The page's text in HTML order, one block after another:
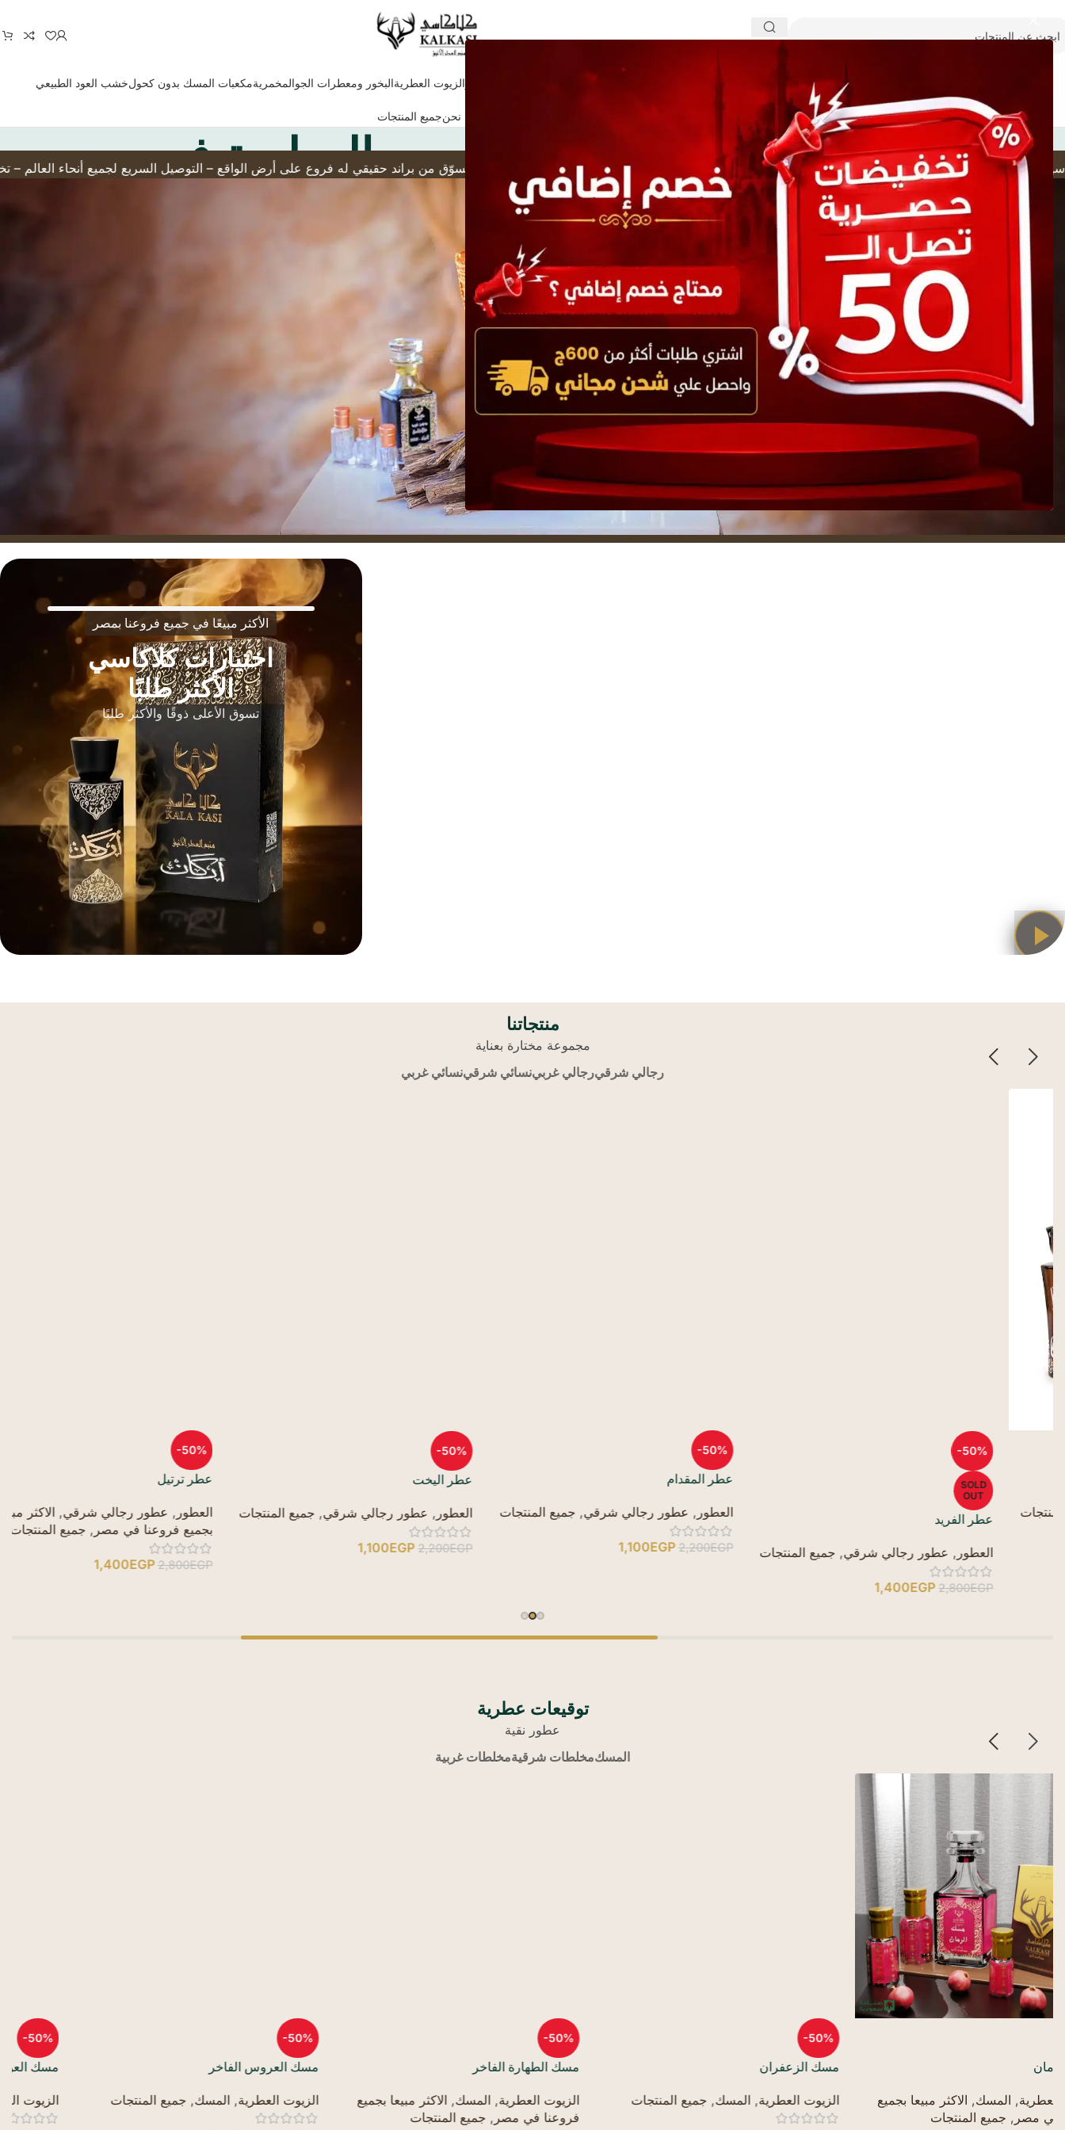
تعرف علي كلاكاسي بعروض استثنائية اراء وتجارب عملاء الفروع والطلب عبر المتجر الزيوت العطريةالبخور ومعطرات الجوالمخمريةمكعبات المسك بدون كحولخشب العود الطبيعي
من نحنجميع المنتجات
كلاكاسي للعطور الفاخرة والزيوت العطرية في مصر
(تسوّق من براند حقيقي له فروع على أرض الواقع – التوصيل السريع لجميع أنحاء العالم – تخفيضات حصرية تصل إلى 50% – دعم عملاء احترافي مع سياسة واضحة للاستبدال والاسترجاع – الدفع بسهولة وأمان عن طريق إنستا باي والمحافظ والكروت البنكية – منتجاتنا مطابقة تمامًا للمواصفات والمعايير الفرنسية القياسية وحاصلة على موافقة من منظمة الإيفرا العالمية للعطور في فرنسا – جميع الزيوت
الأكثر مبيعًا في جميع فروعنا بمصر
اختيارات كلاكاسي
الأكثر طلبًا
تسوق الأعلى ذوقًا والأكثر طلبًا
منتجاتنا
مجموعة مختارة بعناية
رجالي شرقيرجالي غربينسائي شرقينسائي غربي
عطر الفريد
عطور رجالي شرقي, جميع المنتجات
2,800
1,400EGP
عطر المقدام
عطور رجالي شرقي, جميع المنتجات
2,200 EGP
1,100EGP
عطر اليخت
العطور عطور رجالي شرقي, جميع المنتجات
2,200
1,100EGP
عطر ترتيل
العطور عطور رجالي شرقي, الاكثر مبيعا
بجميع فروعنا في مصر, جميع المنتجات
2,800
1,400EGP
توقيعات عطرية
عطور نقية
المسكمخلطات شرقيةمخلطات غربية
مسك الزعفران
الزيوت العطرية, المسك, جميع المنتجات
مسك الطهارة الفاخر
الزيوت العطرية, المسك, الاكثر مبيعا بجميع
فروعنا في مصر
مسك العروس الفاخر
الزيوت العطرية, المسك, جميع المنتجات
مسك العود
الزيوت العطرية, المسك, جميع المنتجات